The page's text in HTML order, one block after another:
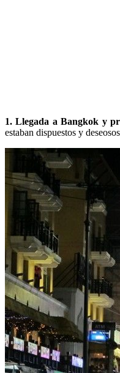
1. Llegada a Bangkok y
estaban dispuestos y